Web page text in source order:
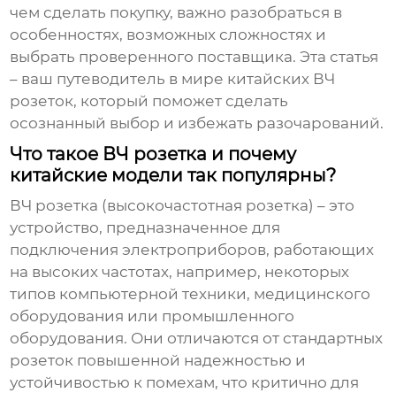
чем сделать покупку, важно разобраться в
особенностях, возможных сложностях и
выбрать проверенного поставщика. Эта статья
– ваш путеводитель в мире китайских ВЧ
розеток, который поможет сделать
осознанный выбор и избежать разочарований.
Что такое ВЧ розетка и почему
китайские модели так популярны?
ВЧ розетка (высокочастотная розетка) – это
устройство, предназначенное для
подключения электроприборов, работающих
на высоких частотах, например, некоторых
типов компьютерной техники, медицинского
оборудования или промышленного
оборудования. Они отличаются от стандартных
розеток повышенной надежностью и
устойчивостью к помехам, что критично для